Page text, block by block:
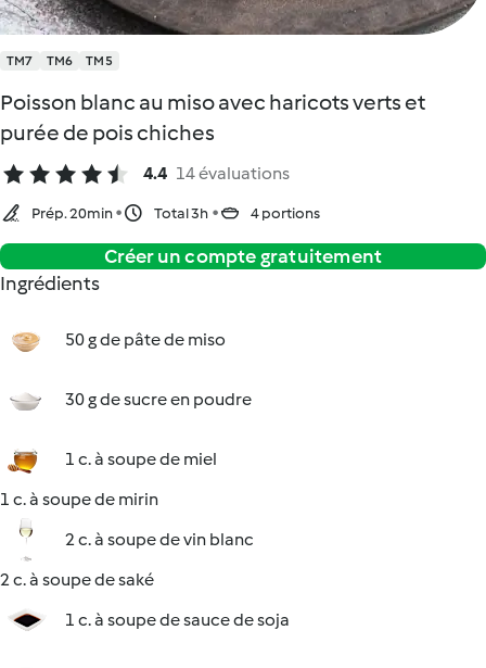
TM7 TM6 TM5
Poisson blanc au miso avec haricots verts et
purée de pois chiches
4.4 14 évaluations
Prép. 20min Total 3h 4 portions
Créer un compte gratuitement
Ingrédients
50 g de pâte de miso
30 g de sucre en poudre
1 c. à soupe de miel
1 c. à soupe de mirin
2 c. à soupe de vin blanc
2 c. à soupe de saké
1 c. à soupe de sauce de soja